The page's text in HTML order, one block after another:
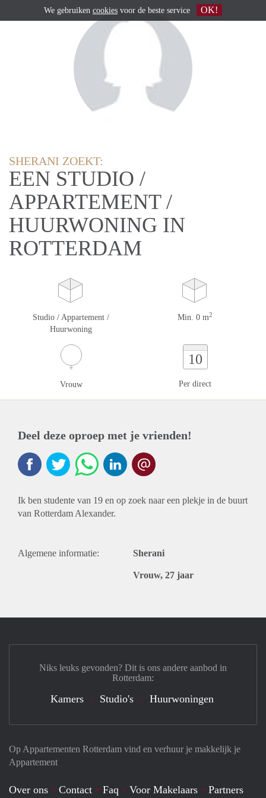
SHERANI ZOEKT:
EEN STUDIO /
APPARTEMENT /
HUURWONING IN
ROTTERDAM
Studio / Appartement /
Huurwoning
Min. 0 m2
Vrouw
10
Per direct
Deel deze oproep met je vrienden!
Ik ben studente van 19 en op zoek naar een plekje in de buurt
van Rotterdam Alexander.
Algemene informatie: Sherani
Vrouw, 27 jaar
Op Appartementen Rotterdam vind en verhuur je makkelijk je
Appartement
Over ons Contact Faq Voor Makelaars Partners
Niks leuks gevonden? Dit is ons andere aanbod in
Rotterdam:
Kamers Studio's Huurwoningen
We gebruiken cookies voor de beste service OK!